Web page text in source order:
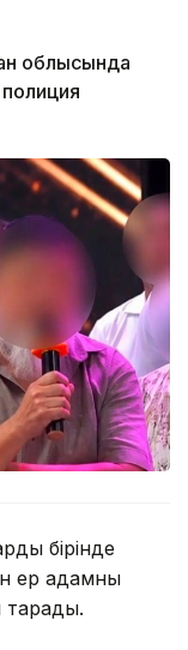
облысында
бірінде
ер адамның
тарады.